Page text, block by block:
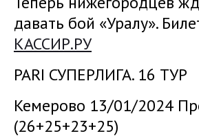
давать бой «Уралу».
КАССИР.РУ
PARI СУПЕРЛИГА. 16 ТУР
Кемерово 13/01/2024
(26+25+23+25)